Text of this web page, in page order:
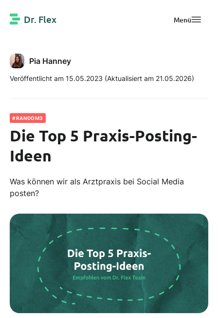
Dr. Flex Menü
Pia Hanney
Veröffentlicht am 15.05.2023 (Aktualisiert am 21.05.2026)
#RANDOM3
Die Top 5 Praxis-Posting-
Ideen
Was können wir als Arztpraxis bei Social Media
posten?